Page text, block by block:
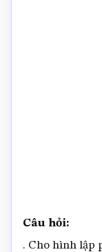
Câu hỏi:
. Cho hình lập